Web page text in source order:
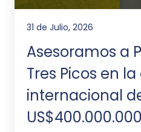
31 de Julio, 2026
Asesoramos a
Tres Picos en
internacional
US$400.000.000